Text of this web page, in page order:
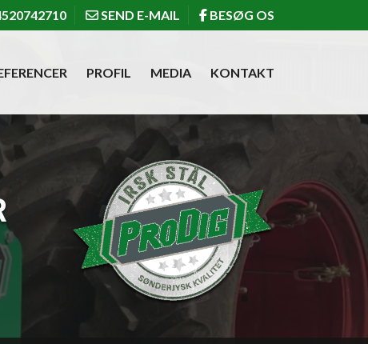
SEND E-MAIL BESØG OS
PROFIL MEDIA KONTAKT